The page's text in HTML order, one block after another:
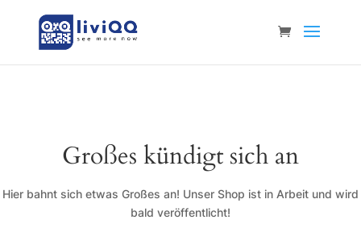
Großes kündigt sich an
Hier bahnt sich etwas Großes an! Unser Shop ist in Arbeit und wird
bald veröffentlicht!